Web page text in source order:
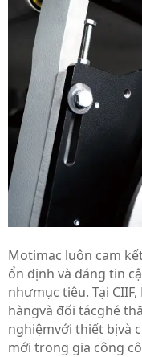
Motimac luôn cam
ổn định và đáng tin
nhưmục tiêu. Tại
hàngvà đối tácghé
nghiệmvới thiết bịvà
mới trong gia công